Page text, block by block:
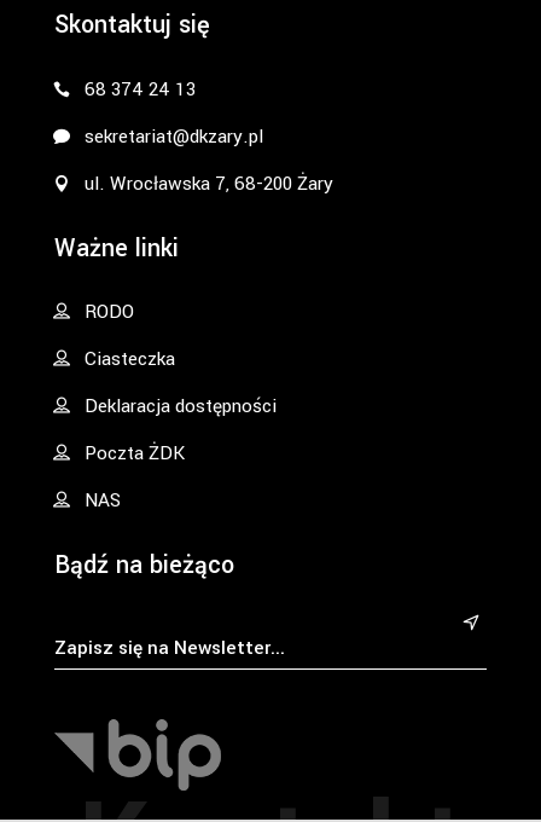
Skontaktuj się
68 374 24 13
sekretariat@dkzary.pl
ul. Wrocławska 7, 68-200 Żary
Ważne linki
RODO
Ciasteczka
Deklaracja dostępności
Poczta ŻDK
NAS
Bądź na bieżąco
&